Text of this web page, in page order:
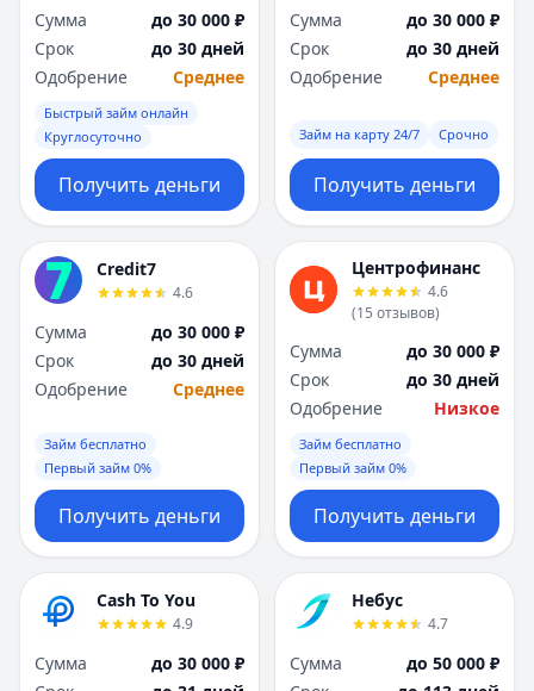
Ярославль
Вся Россия
Ярославль
Вся Россия
Сумма
до 30 000 ₽
Срок
до 30 дней
Одобрение
Среднее
Быстрый займ онлайн
Круглосуточно
Получить деньги
Сумма
до 30 000 ₽
Срок
до 30 дней
Одобрение
Среднее
Займ на карту 24/7 Срочно
Получить деньги
Credit7
4.6
Сумма
до 30 000 ₽
Срок
до 30 дней
Одобрение
Среднее
Займ бесплатно
Первый займ 0%
Получить деньги
Центрофинанс
4.6
(15 отзывов)
Сумма
до 30 000 ₽
Срок
до 30 дней
Одобрение
Низкое
Займ бесплатно
Первый займ 0%
Получить деньги
Cash To You
4.9
Сумма
до 30 000 ₽
Небус
4.7
Сумма
до 50 000 ₽